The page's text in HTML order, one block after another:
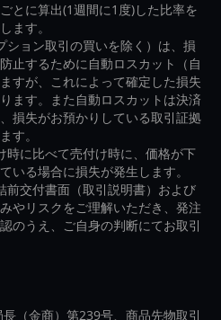
とに算出(1週間に1度)した比率を
ます。
ション取引の買いを除く）は、損
止するために自動ロスカット（自
すが、これによって確定した損失
ます。また自動ロスカットは決済
損失がお預かりしている取引証拠
す。
時に比べて売付け時に、価格が下
いる場合に損失が発生します。
前交付書面（取引説明書）および
やリスクをご理解いただき、発注
のうえ、ご自身の判断にてお取引
（金商）第239号、商品先物取引